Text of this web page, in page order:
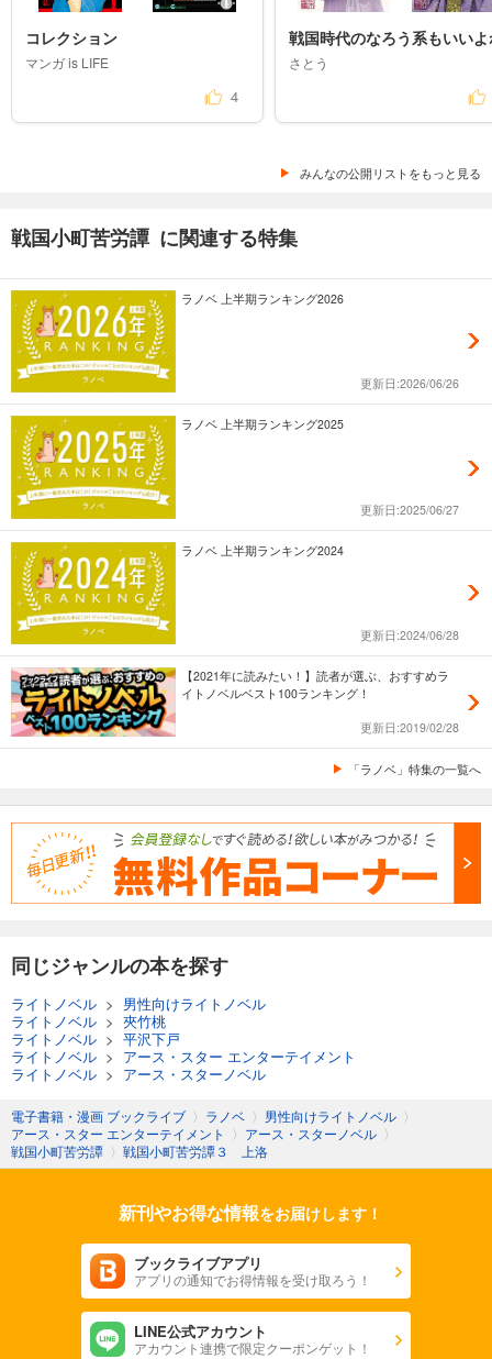
コレクション
マンガ is LIFE
4
戦国時代のなろう系もいい
さとう
みんなの公開リストをもっと見る
戦国小町苦労譚 に関連する特集
ラノベ 上半期ランキング2026
更新日:2026/06/26
ラノベ 上半期ランキング2025
更新日:2025/06/27
ラノベ 上半期ランキング2024
更新日:2024/06/28
【2021年に読みたい！】読者が選ぶ、おすすめラ
イトノベルベスト100ランキング！
更新日:2019/02/28
「ラノベ」特集の一覧へ
同じジャンルの本を探す
ライトノベル > 男性向けライトノベル
ライトノベル > 夾竹桃
ライトノベル > 平沢下戸
ライトノベル > アース・スター エンターテイメント
ライトノベル > アース・スターノベル
電子書籍・漫画 ブックライブ 〉 ラノベ 〉 男性向けライトノベル 〉
アース・スター エンターテイメント
〉 アース・スターノベル 〉
戦国小町苦労譚 〉 戦国小町苦労譚３ 上洛
新刊やお得な情報をお届けします！
ブックライブアプリ
アプリの通知でお得情報を受け取ろう！
LINE公式アカウント
アカウント連携で限定クーポンゲット！